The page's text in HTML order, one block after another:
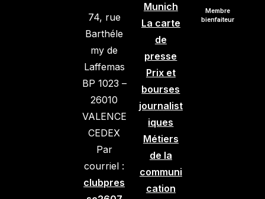
74, rue
Barthéle
my de
Laffemas
BP 1023 –
26010
VALENCE
CEDEX
Par
courriel :
clubpres
Munich
La carte
de
presse
Prix et
bourses
journalist
iques
Métiers
de la
communi
cation
Membre
bienfaiteur